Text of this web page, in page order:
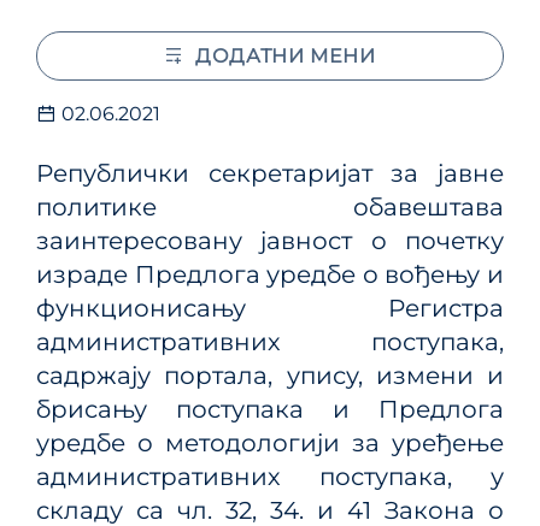
02.06.2021
Републички секретаријат за јавне
политике обавештава
заинтересовану јавност о почетку
израде Предлога уредбе о вођењу и
функционисању Регистра
административних поступака,
садржају портала, упису, измени и
брисању поступака и Предлога
уредбе о методологији за уређење
административних поступака, у
складу са чл. 32, 34. и 41 Закона о
ДОДАТНИ МЕНИ